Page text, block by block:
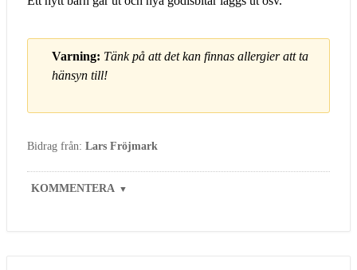
Varning: Tänk på att det kan finnas allergier att ta
hänsyn till!
Bidrag från: Lars Fröjmark
KOMMENTERA ▼